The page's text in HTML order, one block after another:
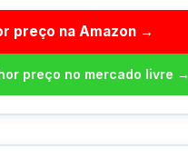
preço na Amazon →
preço no mercado livre →